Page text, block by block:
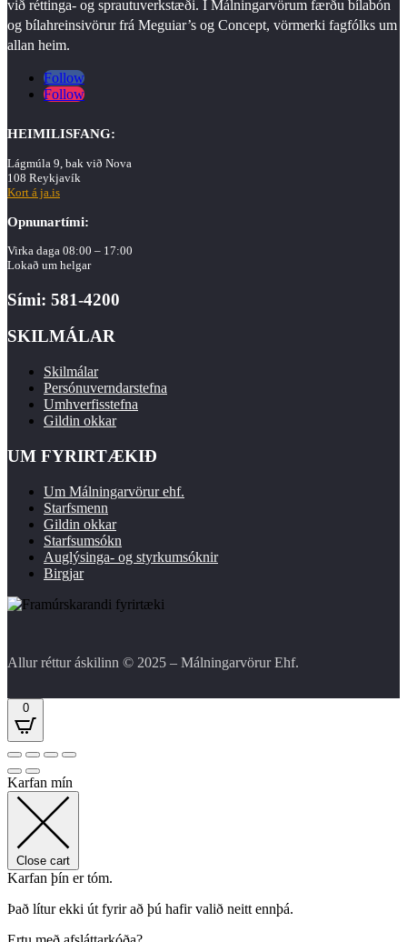
við réttinga- og sprautuverkstæði. Í Málningarvörum færðu bílabón
og bílahreinsivörur frá Meguiar’s og Concept, vörmerki fagfólks um
allan heim.
Follow
Follow
HEIMILISFANG:
Lágmúla 9, bak við Nova
108 Reykjavík
Kort á ja.is
Opnunartími:
Virka daga 08:00 – 17:00
Lokað um helgar
Sími: 581-4200
SKILMÁLAR
Skilmálar
Persónuverndarstefna
Umhverfisstefna
Gildin okkar
UM FYRIRTÆKIÐ
Um Málningarvörur ehf.
Starfsmenn
Gildin okkar
Starfsumsókn
Auglýsinga- og styrkumsóknir
Birgjar
Allur réttur áskilinn © 2025 – Málningarvörur Ehf.
0
Karfan mín
Close cart
Karfan þín er tóm.
Það lítur ekki út fyrir að þú hafir valið neitt ennþá.